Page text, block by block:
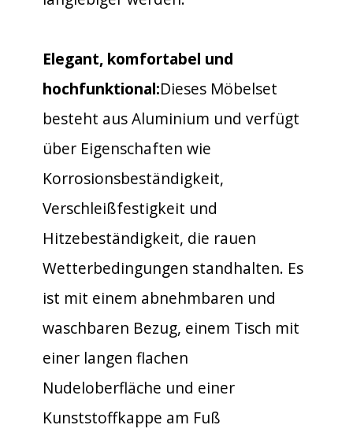
Elegant, komfortabel und
hochfunktional:Dieses Möbelset
besteht aus Aluminium und verfügt
über Eigenschaften wie
Korrosionsbeständigkeit,
Verschleißfestigkeit und
Hitzebeständigkeit, die rauen
Wetterbedingungen standhalten. Es
ist mit einem abnehmbaren und
waschbaren Bezug, einem Tisch mit
einer langen flachen
Nudeloberfläche und einer
Kunststoffkappe am Fuß